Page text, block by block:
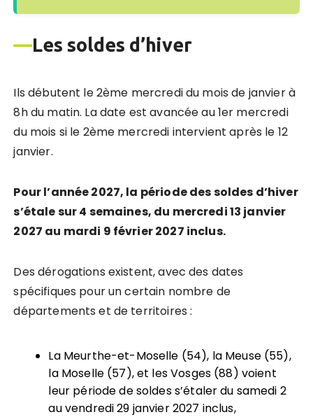
—Les soldes d ’ hiver
Ils débutent le 2ème mercredi du mois de janvier à
8h du matin. La date est avancée au 1er mercredi
du mois si le 2ème mercredi intervient après le 12
janvier.
Pour l’année 2027, la période des soldes d’hiver
s’étale sur 4 semaines, du mercredi 13 janvier
2027 au mardi 9 février 2027 inclus.
Des dérogations existent, avec des dates
spécifiques pour un certain nombre de
départements et de territoires :
La Meurthe-et-Moselle (54), la Meuse (55),
la Moselle (57), et les Vosges (88) voient
leur période de soldes s’étaler du samedi 2
au vendredi 29 janvier 2027 inclus,